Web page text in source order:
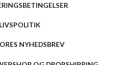
NYHEDSBREV